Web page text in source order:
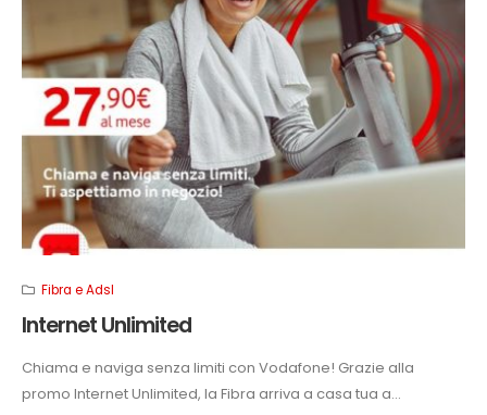
Fibra e Adsl
Internet Unlimited
Chiama e naviga senza limiti con Vodafone! Grazie alla
promo Internet Unlimited, la Fibra arriva a casa tua a...